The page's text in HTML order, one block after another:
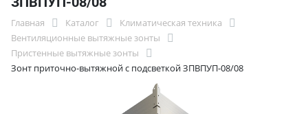
Главная Каталог
Климатическая техника
Вентиляционные вытяжные зонты
Пристенные вытяжные зонты
Зонт приточно-вытяжной с подсветкой ЗПВПУП-08/08